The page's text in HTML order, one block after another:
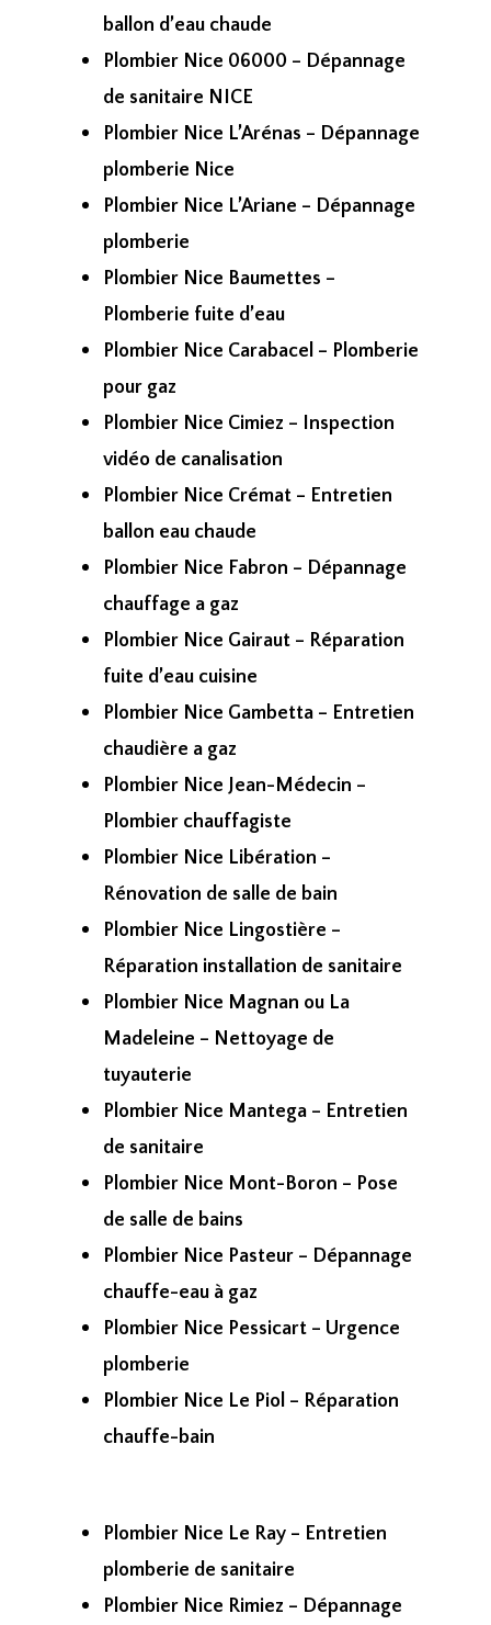
ballon d’eau chaude
Plombier Nice 06000 – Dépannage
de sanitaire NICE
Plombier Nice L’Arénas – Dépannage
plomberie Nice
Plombier Nice L’Ariane – Dépannage
plomberie
Plombier Nice Baumettes –
Plomberie fuite d’eau
Plombier Nice Carabacel – Plomberie
pour gaz
Plombier Nice Cimiez – Inspection
vidéo de canalisation
Plombier Nice Crémat – Entretien
ballon eau chaude
Plombier Nice Fabron – Dépannage
chauffage a gaz
Plombier Nice Gairaut – Réparation
fuite d’eau cuisine
Plombier Nice Gambetta – Entretien
chaudière a gaz
Plombier Nice Jean-Médecin –
Plombier chauffagiste
Plombier Nice Libération –
Rénovation de salle de bain
Plombier Nice Lingostière –
Réparation installation de sanitaire
Plombier Nice Magnan ou La
Madeleine – Nettoyage de
tuyauterie
Plombier Nice Mantega – Entretien
de sanitaire
Plombier Nice Mont-Boron – Pose
de salle de bains
Plombier Nice Pasteur – Dépannage
chauffe-eau à gaz
Plombier Nice Pessicart – Urgence
plomberie
Plombier Nice Le Piol – Réparation
chauffe-bain
Plombier Nice Le Ray – Entretien
plomberie de sanitaire
Plombier Nice Rimiez – Dépannage